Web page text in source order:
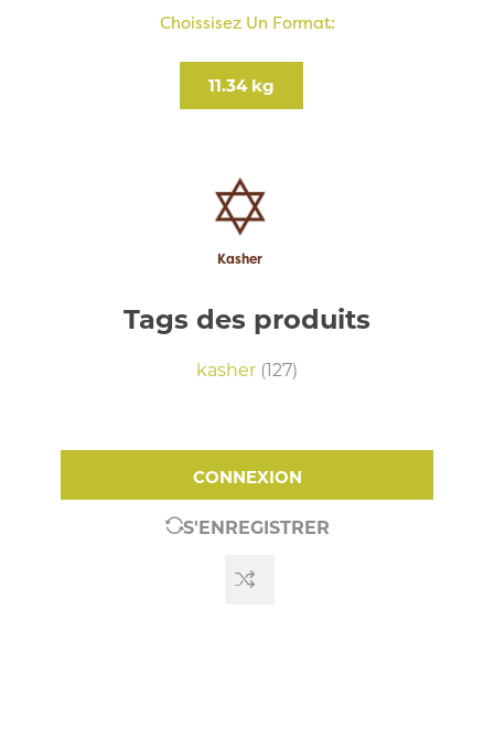
Choissisez Un Format:
11.34 kg
Kasher
Tags des produits
kasher (127)
CONNEXION
S'ENREGISTRER